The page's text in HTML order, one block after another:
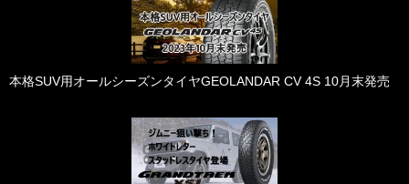
本格SUV用オールシーズンタイヤGEOLANDAR CV 4S 10月末発売